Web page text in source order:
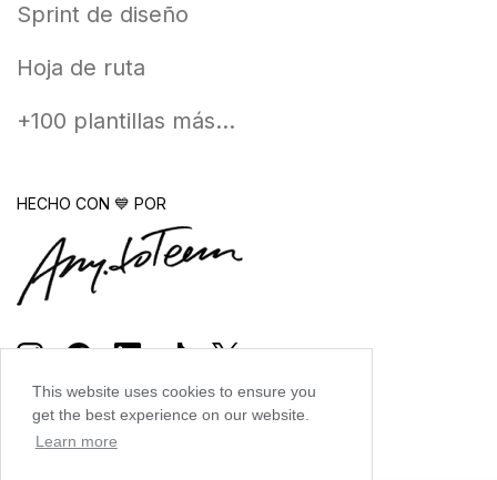
This website uses cookies to ensure you
get the best experience on our website.
Learn more
Sprint de diseño
Hoja de ruta
+100 plantillas más...
HECHO CON 💙 POR